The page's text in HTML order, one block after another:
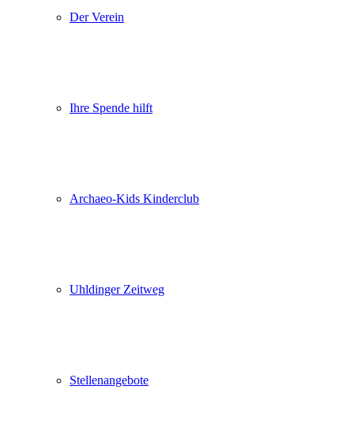
Der Verein
Ihre Spende hilft
Archaeo-Kids Kinderclub
Uhldinger Zeitweg
Stellenangebote